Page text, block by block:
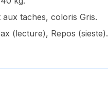
aux taches, coloris Gris.
(lecture), Repos (sieste).